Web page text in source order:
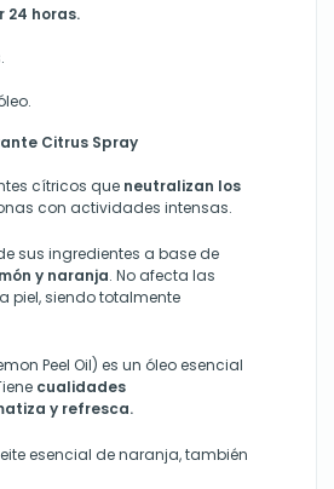
24 horas.
Citrus Spray
cítricos que neutralizan los
con actividades intensas.
sus ingredientes a base de
y naranja. No afecta las
piel, siendo totalmente
Peel Oil) es un óleo esencial
cualidades
y refresca.
esencial de naranja, también